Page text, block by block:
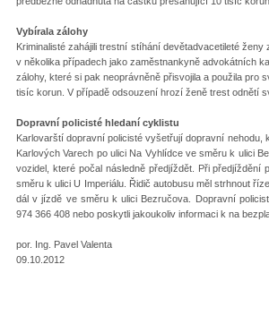
Vybírala zálohy
Kriminalisté zahájili trestní stíhání devětadvacetileté
v několika případech jako zaměstnankyně advokátních
zálohy, které si pak neoprávněně přisvojila a použila pro
tisíc korun. V případě odsouzení hrozí ženě trest odnětí
Dopravní policisté hledaní cyklistu
Karlovarští dopravní policisté vyšetřují dopravní nehodu,
Karlových Varech po ulici Na Vyhlídce ve směru k ulici
vozidel, které počal následně předjíždět. Při
směru k ulici U Imperiálu. Řidič autobusu měl strhnout
dál v jízdě ve směru k ulici Bezručova. Dopravní
974 366 408 nebo poskytli jakoukoliv informaci k na
por. Ing. Pavel Valenta
09.10.2012